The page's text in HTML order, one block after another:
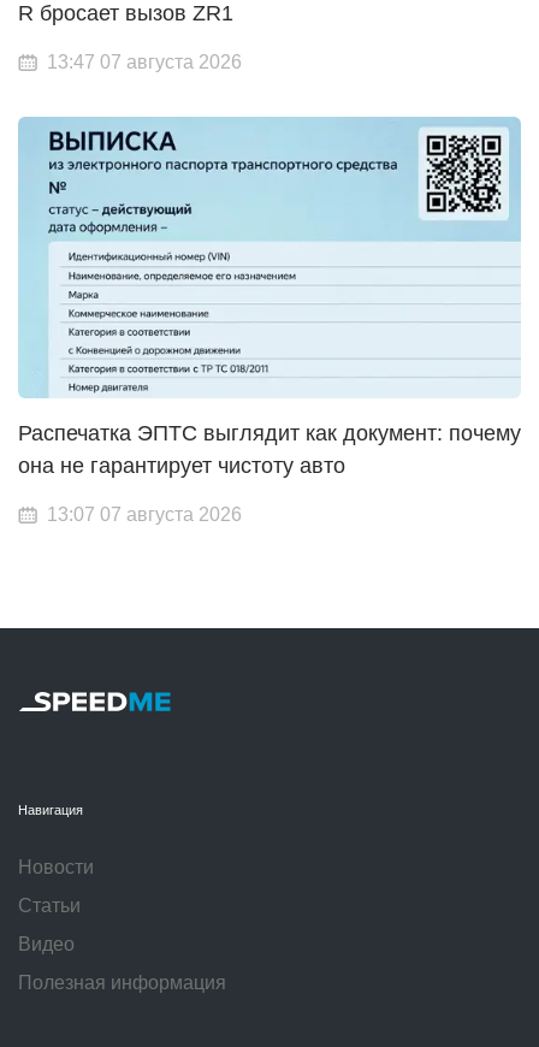
R бросает вызов ZR1
13:47 07 августа 2026
Распечатка ЭПТС выглядит как документ: почему
она не гарантирует чистоту авто
13:07 07 августа 2026
Навигация
Новости
Статьи
Видео
Полезная информация